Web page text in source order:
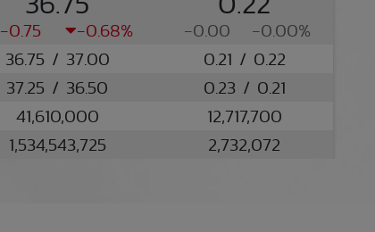
-0.75 -0.68% -0.00
-0.00%
36.75 / 37.00
0.21 / 0.22
37.25 / 36.50
0.23 / 0.21
41,610,000
12,717,700
1,534,543,725 2,732,072